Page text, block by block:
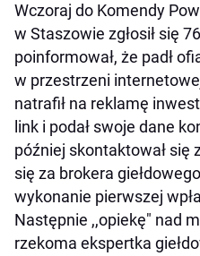
Wczoraj do Komendy
w Staszowie zgłosił się
poinformował, że padł
w przestrzeni
natrafił na reklamę
link i podał swoje dane
później skontaktował się
się za brokera
wykonanie pierwszej
Następnie ,,opiekę" nad
rzekoma ekspertka